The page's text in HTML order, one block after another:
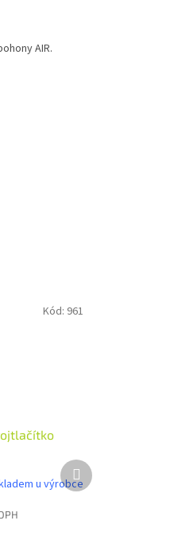
AIR.
u výrobce
Kód: 961
Další
produkt